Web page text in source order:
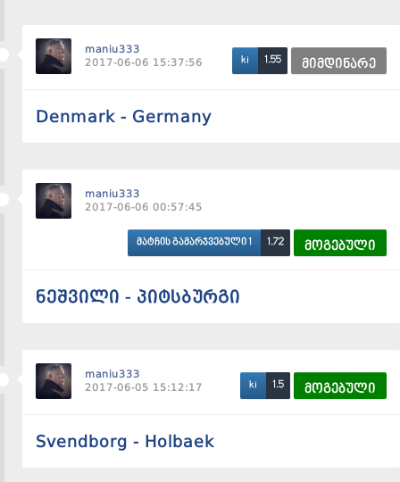
maniu333
2017-06-06 15:37:56
ki 1.55 მიმდინარე
Denmark - Germany
maniu333
2017-06-06 00:57:45
მატჩის გამარჯვებული 1 1.72 მოგებული
ნეშვილი - პიტსბურგი
maniu333
2017-06-05 15:12:17
ki 1.5 მოგებული
Svendborg - Holbaek